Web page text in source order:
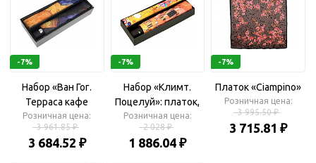
-7%
Набор «Ван Гог.
Терраса кафе
ночью»: платок,
складной зонт
Розничная цена:
3 961.85 ₽
3 684.52 ₽
-7%
Набор «Климт.
Поцелуй»: платок,
складной зонт
Розничная цена:
2 028 ₽
1 886.04 ₽
-7%
Платок «Ciampino»
Розничная цена:
3 995.50 ₽
3 715.81 ₽